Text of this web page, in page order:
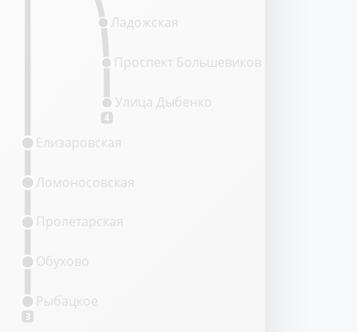
3
4
Ладожская
Проспект Большевиков
Улица Дыбенко
Рыбацкое
Обухово
Пролетарская
Ломоносовская
Елизаровская